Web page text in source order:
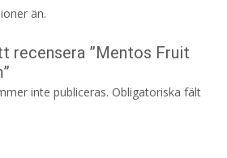
än.
recensera ”Mentos Fruit
inte publiceras. Obligatoriska fält